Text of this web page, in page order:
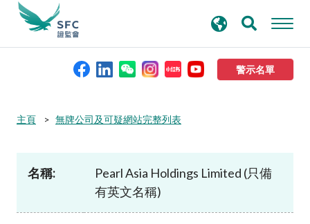
警示名單
本會簡介
尋
主頁 無牌公司及可疑網站完整列表
名稱:
Pearl Asia Holdings Limited (只備
有英文名稱)